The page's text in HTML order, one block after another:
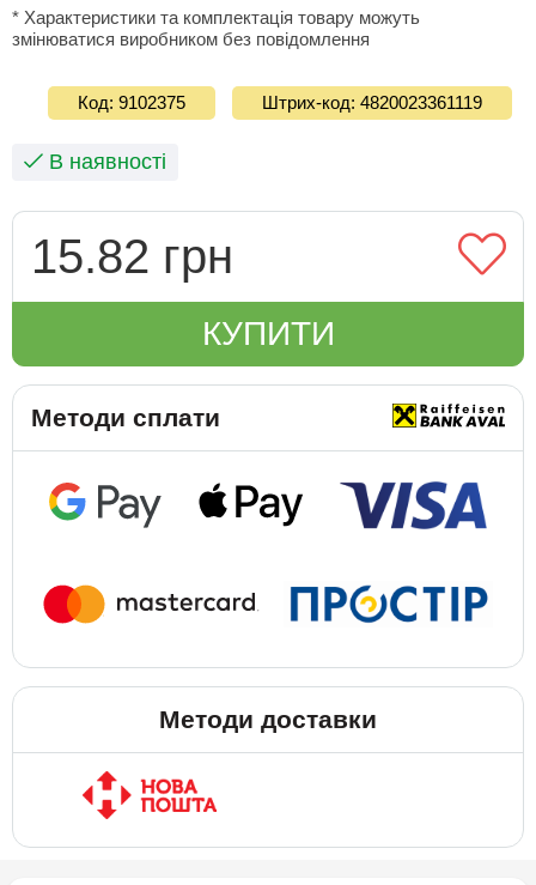
* Характеристики та комплектація товару можуть
змінюватися виробником без повідомлення
Код: 9102375 Штрих-код: 4820023361119
В наявності
15.82 грн
КУПИТИ
Методи сплати
Методи доставки